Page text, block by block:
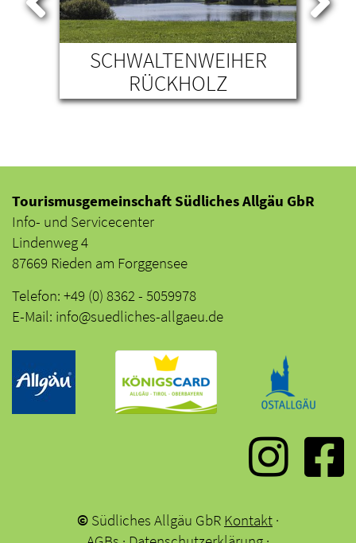
SCHWALTENWEIHER
RÜCKHOLZ
Tourismusgemeinschaft Südliches Allgäu GbR
Info- und Servicecenter
Lindenweg 4
87669 Rieden am Forggensee
Telefon: +49 (0) 8362 - 5059978
E-Mail: info@suedliches-allgaeu.de
© Südliches Allgäu GbR Kontakt ·